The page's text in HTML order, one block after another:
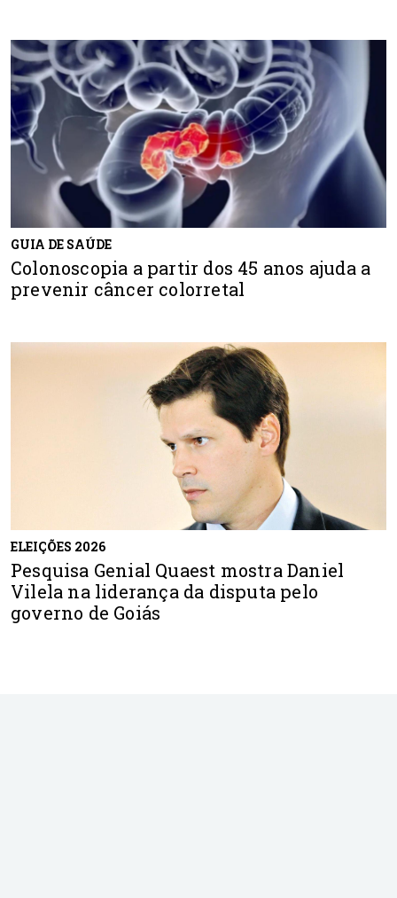
GUIA DE SAÚDE
Colonoscopia a partir dos 45 anos ajuda a
prevenir câncer colorretal
ELEIÇÕES 2026
Pesquisa Genial Quaest mostra Daniel
Vilela na liderança da disputa pelo
governo de Goiás